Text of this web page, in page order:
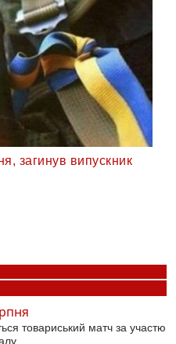
загинув випускник
товариський матч за участю